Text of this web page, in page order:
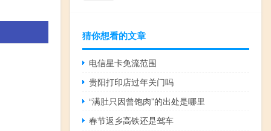
猜你想看的文章
电信星卡免流范围
贵阳打印店过年关门吗
“满肚只因曾饱肉”的出处是哪里
春节返乡高铁还是驾车